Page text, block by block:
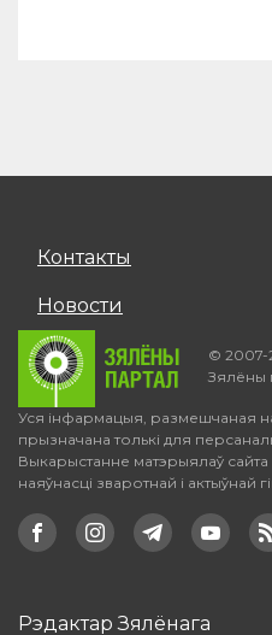
Контакты
Новости
© 2007-
Зялёны
Уся інфармацыя, размешчаная
прызначана толькі для
Выкарыстанне матэрыялаў
наяўнасці зваротнай і актыўнай
Рэдактар Зялёнага